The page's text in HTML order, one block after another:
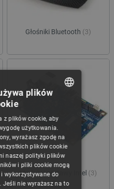
Głośniki Bluetooth (3)
Moduły i zestawy Intel (3)
CZECH
ENGLISH
GERMAN
plików
z plików cookie, aby
użytkowania.
wyrażasz zgodę na
plików cookie
naszej polityki plików
i pliki cookie mogą
wykorzystywane do
Jeśli nie wyrażasz na to